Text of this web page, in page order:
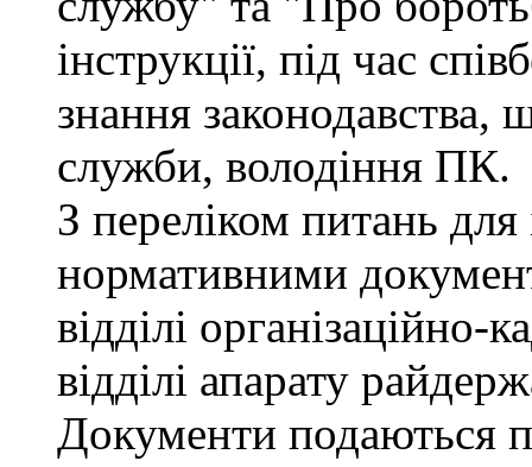
інструкції, під час
знання законодавства,
служби, володіння ПК.
З переліком питань
нормативними
відділі організаційно-
відділі апарату
Документи подаються